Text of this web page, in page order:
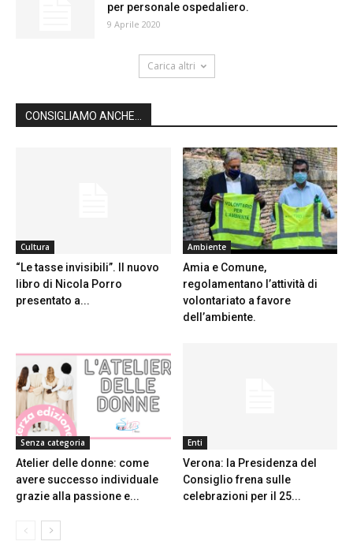
per personale ospedaliero.
9 Aprile 2020
Carica altri
CONSIGLIAMO ANCHE...
Cultura
“Le tasse invisibili”. Il nuovo
libro di Nicola Porro
presentato a...
Ambiente
Amia e Comune,
regolamentano l’attività di
volontariato a favore
dell’ambiente.
Senza categoria
Atelier delle donne: come
avere successo individuale
grazie alla passione e...
Enti
Verona: la Presidenza del
Consiglio frena sulle
celebrazioni per il 25...